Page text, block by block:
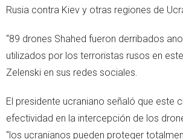
Rusia contra Kiev y otras regiones de
“89 drones Shahed fueron derribados
utilizados por los terroristas rusos en
Zelenski en sus redes sociales.
El presidente ucraniano señaló que este
efectividad en la intercepción de los
“los ucranianos pueden proteger